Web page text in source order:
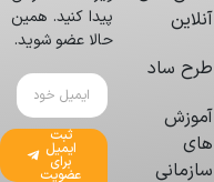
آنلاین
طرح ساد
آموزش
های
سازمانی
پیدا کنید. همین
حالا عضو شوید.
ثبت
ایمیل
برای
عضویت